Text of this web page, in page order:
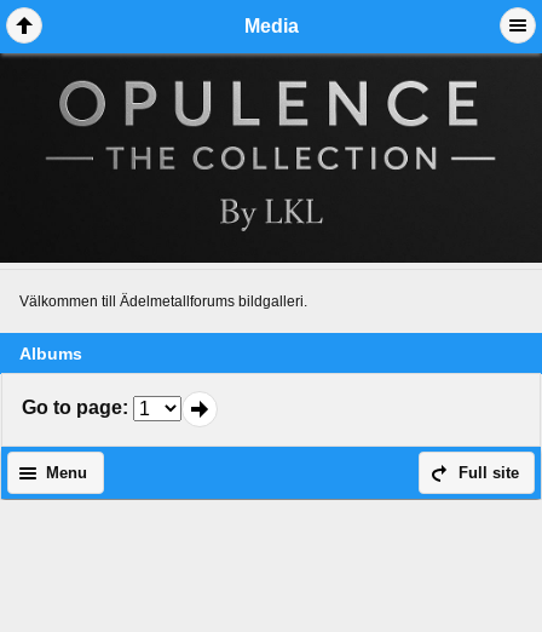
Media
Välkommen till Ädelmetallforums bildgalleri.
Albums
Go to page:
Full site
Menu